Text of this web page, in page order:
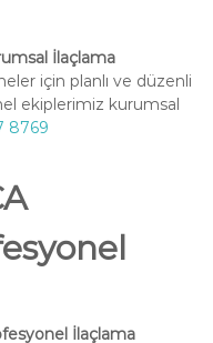
İlaçlama
için planlı ve düzenli
ekiplerimiz kurumsal
8769
İlaçlama